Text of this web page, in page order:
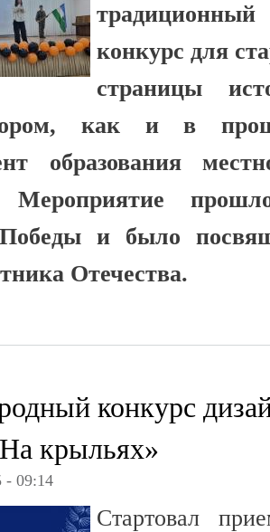
конкурс для
страницы
как и в
образования
Мероприятие
и было
Отечества.
конкурс
крыльях»
- 09:14
Стартовал